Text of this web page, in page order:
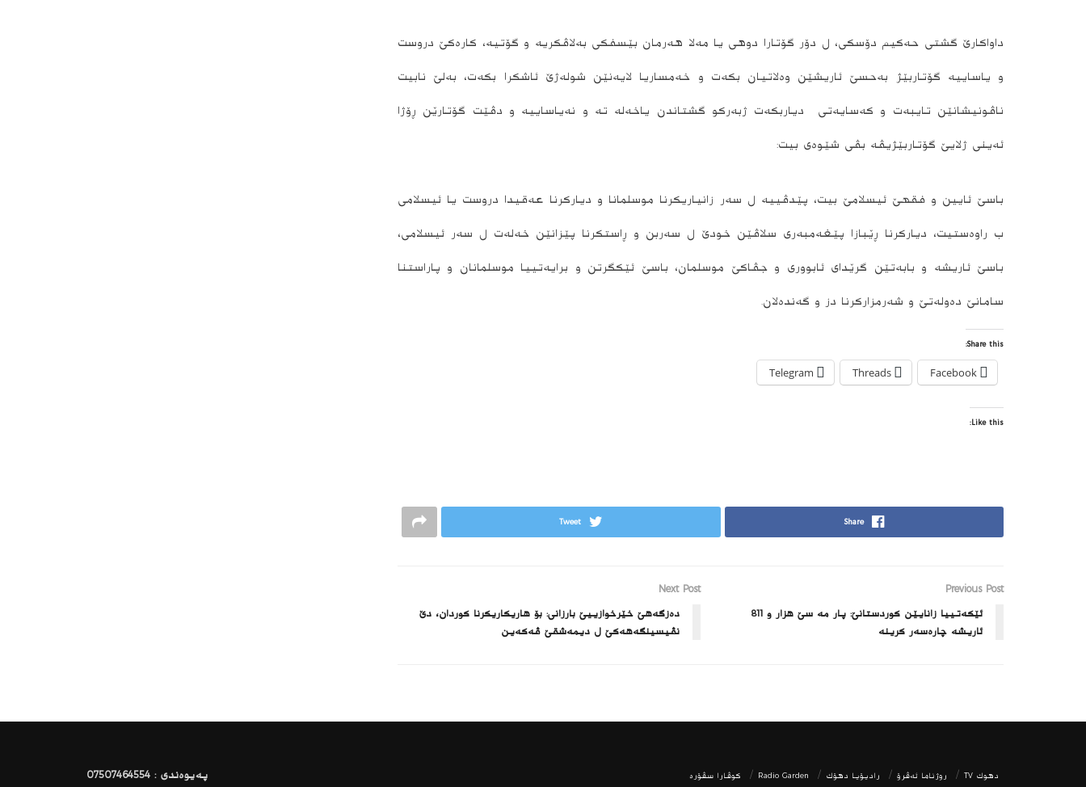
داواکارێ گشتی حەکیم دۆسکی، ل دۆر گۆتارا دوهی یا مەلا هەرمان بێسفکی بەلاڤکریە و گۆتیە، کارەکێ دروست
و یاساییە گۆتاربێژ بەحسێ ئاریشێن وەلاتیان بکەت و خەمساریا لایەنێن شولەژێ ئاشکرا بکەت، بەلێ نابیت
ناڤونیشانێن تایبەت و کەسایەتی دیاربکەت ژبەرکو گشتاندن یاخەله ته و نەیاساییە و دڤێت گۆتارێن ڕۆژا
ئەینی ژلايێ گۆتاربێژیڤە بڤی شێوەی بیت:
باسێ ئایین و فقهێ ئیسلامێ بیت، پێدڤییە ل سەر زانیاریکرنا موسلمانا و دیارکرنا عەقیدا دروست یا ئیسلامی
ب راوەستیت، دیارکرنا ڕێبازا پێغەمبەری سلاڤێن خودێ ل سەربن و ڕاستکرنا پێزانێن خەلەت ل سەر ئیسلامی،
باسێ ئاریشه و بابەتێن گرێدای ئابووری و جڤاکێ موسلمان، باسێ ئێکگرتن و برایەتییا موسلمانان و پاراستنا
سامانێ دەولەتێ و شەرمزارکرنا دز و گەندەلان.
Share this:
Facebook
Threads
Telegram
Like this:
Share
Tweet
Previous Post
ئێکەتییا زانایێن كوردستانێ: پار مە سێ هزار و 811
ئاریشە چارەسەر کرینە
Next Post
ده‌زگه‌هێ خێرخوازییێ بارزانى: بۆ هاریكاریكرنا كوردان، دێ
نڤیسینگه‌هه‌كێ ل دیمه‌شقێ ڤه‌كه‌ین
دھوك TV روژناما ئەڤرۆ رادیۆیا دهۆك Radio Garden كوڤارا سڤۆره‌ پەیوەندی : 07507464554